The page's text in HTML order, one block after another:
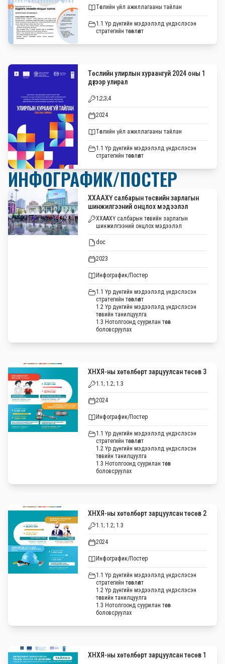
Төслийн үйл ажиллагааны тайлан
1.1 Үр дүнгийн мэдээлэлд үндэслэсэн
стратегийн төсөвлөлт
Төслийн улирлын хураангуй 2024 оны 1
дүгээр улирал
1;2;3;4
2024
Төслийн үйл ажиллагааны тайлан
1.1 Үр дүнгийн мэдээлэлд үндэслэсэн
стратегийн төсөвлөлт
ИНФОГРАФИК/ПОСТЕР
ХХААХҮ салбарын төсвийн зарлагын
шинжилгээний онцлох мэдээлэл
ХХААХҮ салбарын төсвийн зарлагын
шинжилгээний онцлох мэдээлэл
doc
2023
Инфографик/Постер
1.1 Үр дүнгийн мэдээлэлд үндэслэсэн
стратегийн төсөвлөлт
1.2 Үр дүнгийн мэдээлэлд үндэслэсэн
төсвийн танилцуулга
1.3 Нотолгоонд суурилан төсөв
боловсруулах
ХНХЯ-ны хөтөлбөрт зарцуулсан төсөв 3
1.1; 1.2; 1.3
2024
Инфографик/Постер
1.1 Үр дүнгийн мэдээлэлд үндэслэсэн
стратегийн төсөвлөлт
1.2 Үр дүнгийн мэдээлэлд үндэслэсэн
төсвийн танилцуулга
1.3 Нотолгоонд суурилан төсөв
боловсруулах
ХНХЯ-ны хөтөлбөрт зарцуулсан төсөв 2
1.1; 1.2; 1.3
2024
Инфографик/Постер
1.1 Үр дүнгийн мэдээлэлд үндэслэсэн
стратегийн төсөвлөлт
1.2 Үр дүнгийн мэдээлэлд үндэслэсэн
төсвийн танилцуулга
1.3 Нотолгоонд суурилан төсөв
боловсруулах
ХНХЯ-ны хөтөлбөрт зарцуулсан төсөв 1